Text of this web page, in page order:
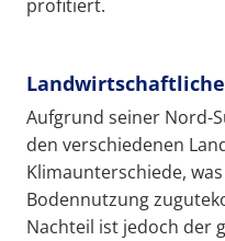
profitiert.
Aufgrund seiner Nord-
den verschiedenen
Klimaunterschiede,
Bodennutzung
Nachteil ist jedoch der